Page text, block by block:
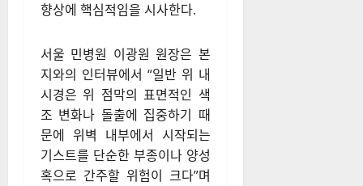
향상에 핵심적임을 시사한다.
서울 민병원 이광원 원장은 본
지와의 인터뷰에서 “일반 위 내
시경은 위 점막의 표면적인 색
조 변화나 돌출에 집중하기 때
문에 위벽 내부에서 시작되는
기스트를 단순한 부종이나 양성
혹으로 간주할 위험이 크다”며